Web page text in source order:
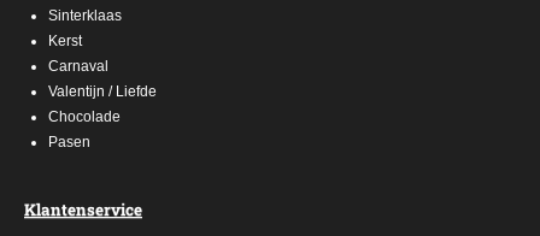
Sinterklaas
Kerst
Carnaval
Valentijn / Liefde
Chocolade
Pasen
Klantenservice